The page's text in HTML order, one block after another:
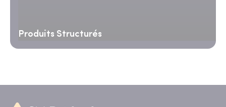
Produits Structurés